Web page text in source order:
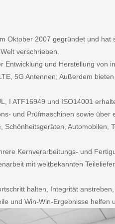
Oktober 2007 gegründet und
verschrieben.
und Herstellung von
5G Antennen; Außerdem
I ATF16949 und ISO14001
und Prüfmaschinen sowie
Schönheitsgeräten,
Kernverarbeitungs- und
mit weltbekannten
halten, Integrität
und Win-Win-Ergebnisse helfen